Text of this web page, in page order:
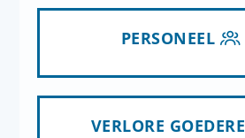
PERSONEEL
VERLORE GOEDERE